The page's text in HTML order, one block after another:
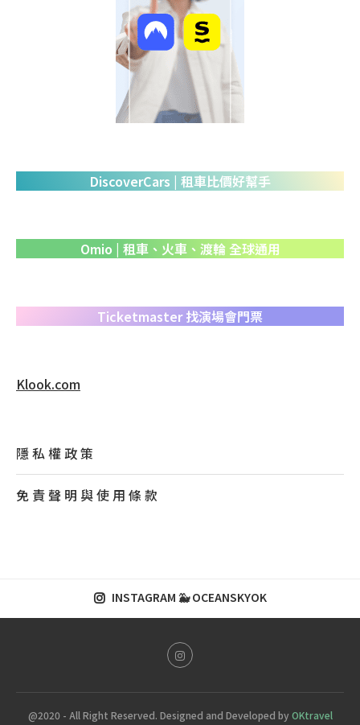
DiscoverCars | 租車比價好幫手
Omio | 租車、火車、渡輪 全球通用
Ticketmaster 找演場會門票
Klook.com
隱 私 權 政 策
免 責 聲 明 與 使 用 條 款
INSTAGRAM 🐳 OCEANSKYOK
@2020 - All Right Reserved. Designed and Developed by OKtravel